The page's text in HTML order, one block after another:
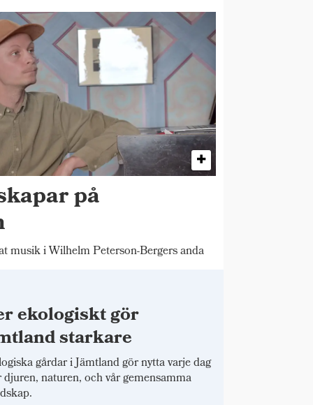
på
musik i Wilhelm Peterson-Bergers anda
ekologiskt gör
starkare
gårdar i Jämtland gör nytta varje dag
naturen, och vår gemensamma